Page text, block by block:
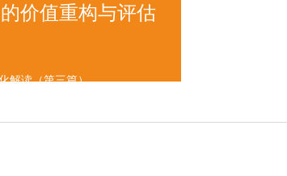
价值重构与评估
解读（第三篇）